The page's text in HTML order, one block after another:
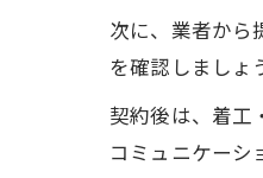
次に、業者から
を確認しましょ
契約後は、着工
コミュニケーシ